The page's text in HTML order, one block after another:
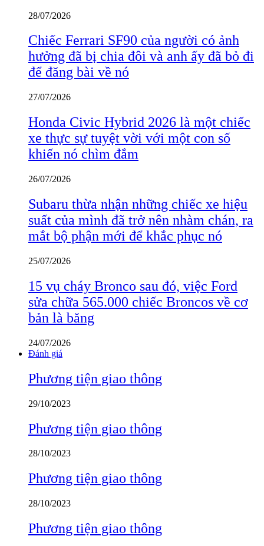
28/07/2026
Chiếc Ferrari SF90 của người có ảnh
hưởng đã bị chia đôi và anh ấy đã bỏ đi
để đăng bài về nó
27/07/2026
Honda Civic Hybrid 2026 là một chiếc
xe thực sự tuyệt vời với một con số
khiến nó chìm đắm
26/07/2026
Subaru thừa nhận những chiếc xe hiệu
suất của mình đã trở nên nhàm chán, ra
mắt bộ phận mới để khắc phục nó
25/07/2026
15 vụ cháy Bronco sau đó, việc Ford
sửa chữa 565.000 chiếc Broncos về cơ
bản là băng
24/07/2026
Đánh giá
Phương tiện giao thông
29/10/2023
Phương tiện giao thông
28/10/2023
Phương tiện giao thông
28/10/2023
Phương tiện giao thông